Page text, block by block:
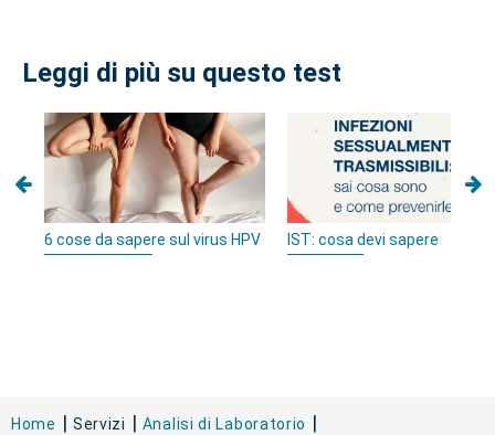
Leggi di più su questo test
6 cose da sapere sul virus HPV IST: cosa devi sapere
Home Servizi
Analisi di Laboratorio